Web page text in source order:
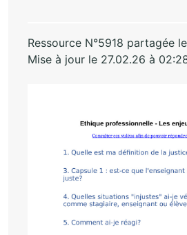
Ressource N°5918 partagée
Mise à jour le 27.02.26 à